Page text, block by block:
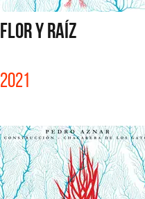
FLOR Y RAÍZ
2021